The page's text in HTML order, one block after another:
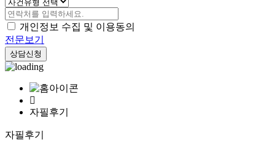
개인정보 수집 및 이용동의
전문보기
상담신청
자필후기
자필후기